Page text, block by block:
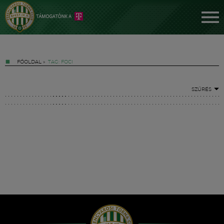
FŐOLDAL » TAG: FOCI
SZŰRÉS
Hírek